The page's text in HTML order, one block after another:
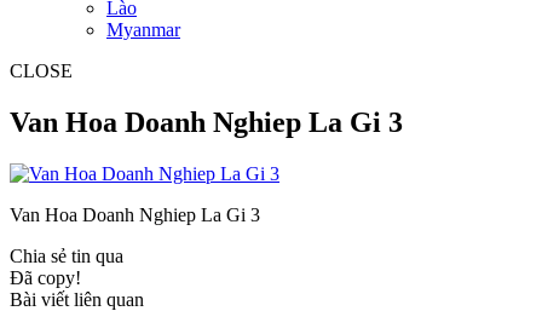
Lào
Myanmar
CLOSE
Van Hoa Doanh Nghiep La Gi 3
Van Hoa Doanh Nghiep La Gi 3
Chia sẻ tin qua
Đã copy!
Bài viết liên quan